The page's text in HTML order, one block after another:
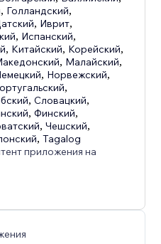
, Голландский,
, Иврит,
, Испанский,
, Китайский, Корейский,
, Малайский,
, Норвежский,
,
,Словацкий,
,Финский,
,Чешский,
,Tagalog
приложения на